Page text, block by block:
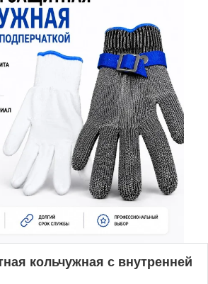
кольчужная с внутренней